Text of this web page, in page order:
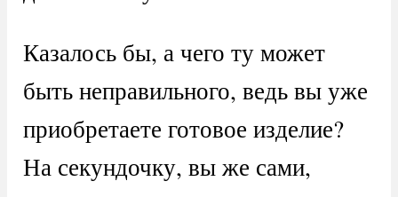
Казалось бы, а чего ту может
быть неправильного, ведь вы уже
приобретаете готовое изделие?
На секундочку, вы же сами,